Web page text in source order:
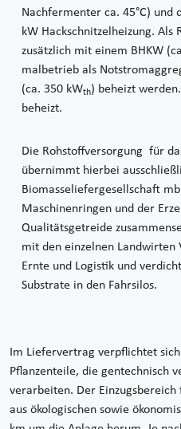
Nachfermenter ca. 45°C) und
kW Hackschnitzelheizung. Als
zusätzlich mit einem BHKW
malbetrieb als
(ca. 350 kWth) beheizt
beheizt.
Die Rohstoffversorgung für
übernimmt hierbei
Biomasseliefergesellschaft
Maschinenringen und der
Qualitätsgetreide
mit den einzelnen
Ernte und Logistik und
Substrate in den Fahrsilos.
Im Liefervertrag verpflichtet
Pflanzenteile, die gentechnisch
verarbeiten. Der
aus ökologischen sowie